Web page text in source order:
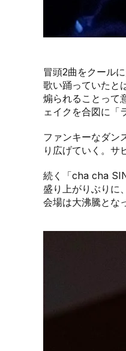
冒頭2曲をクール
歌い踊っていたと
煽られることって
ェイクを合図に「
ファンキーなダン
り広げていく。サ
続く「cha cha
盛り上がりぶりに
会場は大沸騰とな